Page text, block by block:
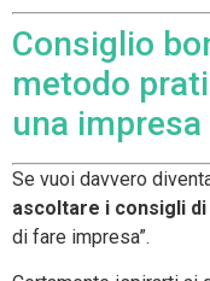
Consiglio
metodo
una
Se vuoi davvero
ascoltare i consigli
di fare impresa”.